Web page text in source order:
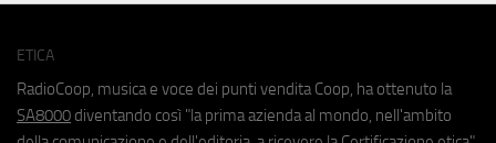
ETICA
RadioCoop, musica e voce dei punti vendita Coop, ha ottenuto la
SA8000 diventando così "la prima azienda al mondo, nell'ambito